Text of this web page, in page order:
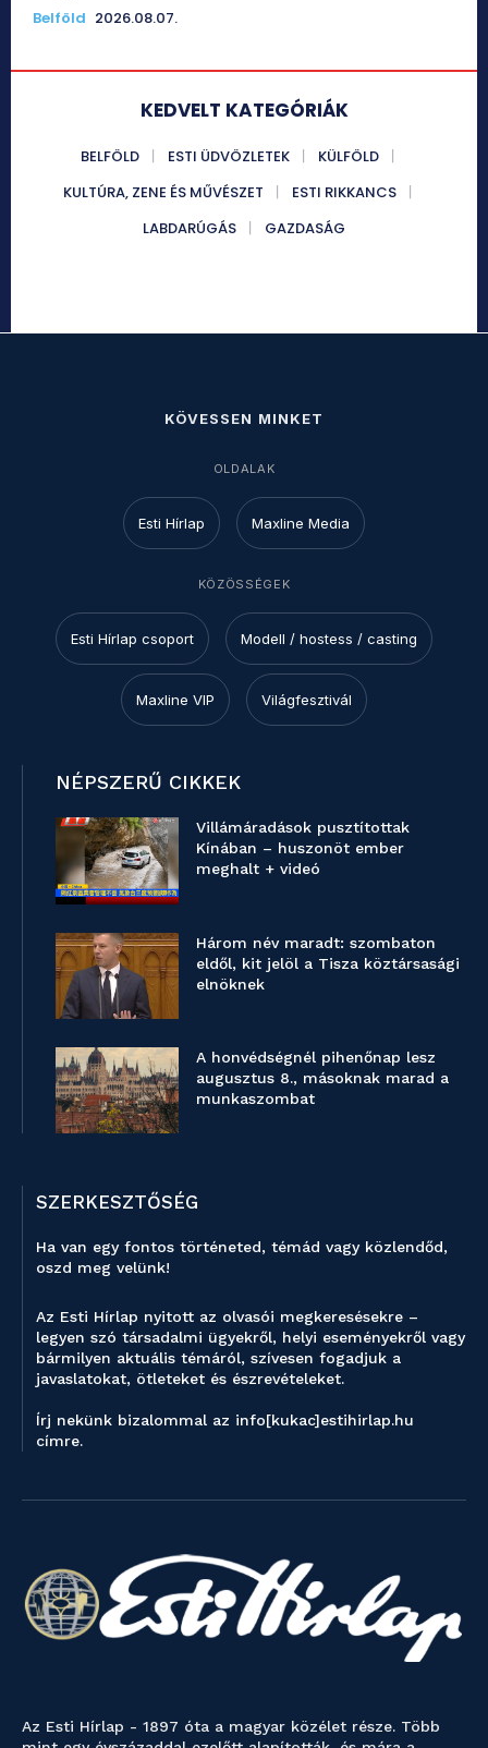
Belföld 2026.08.07.
KEDVELT KATEGÓRIÁK
BELFÖLD ESTI ÜDVÖZLETEK
KÜLFÖLD
KULTÚRA, ZENE ÉS MŰVÉSZET
ESTI RIKKANCS
LABDARÚGÁS
GAZDASÁG
KÖVESSEN MINKET
OLDALAK
Esti Hírlap Maxline Media
KÖZÖSSÉGEK
Esti Hírlap csoport Modell / hostess / casting
Maxline VIP Világfesztivál
NÉPSZERŰ CIKKEK
Villámáradások pusztítottak
Kínában – huszonöt ember
meghalt + videó
Három név maradt: szombaton
eldől, kit jelöl a Tisza köztársasági
elnöknek
A honvédségnél pihenőnap lesz
augusztus 8., másoknak marad a
munkaszombat
SZERKESZTŐSÉG
Ha van egy fontos történeted, témád vagy közlendőd,
oszd meg velünk!
Az Esti Hírlap nyitott az olvasói megkeresésekre –
legyen szó társadalmi ügyekről, helyi eseményekről vagy
bármilyen aktuális témáról, szívesen fogadjuk a
javaslatokat, ötleteket és észrevételeket.
Írj nekünk bizalommal az info[kukac]estihirlap.hu
címre.
Az Esti Hírlap - 1897 óta a magyar közélet része. Több